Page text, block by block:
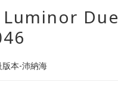
Luminor Due
本-沛納海